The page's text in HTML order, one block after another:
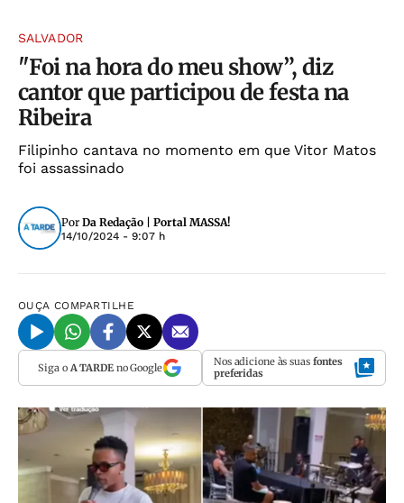
SALVADOR
"Foi na hora do meu show”, diz
cantor que participou de festa na
Ribeira
Filipinho cantava no momento em que Vitor Matos
foi assassinado
Por Da Redação | Portal MASSA!
14/10/2024 - 9:07 h
OUÇA COMPARTILHE
Siga o A TARDEno Google Nos adicione às suas fontes
preferidas